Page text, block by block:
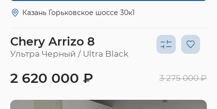
Казань Горьковское шоссе 30к1
Chery Arrizo 8
Ультра Черный / Ultra Black
2 620 000 ₽ 3 275 000 ₽